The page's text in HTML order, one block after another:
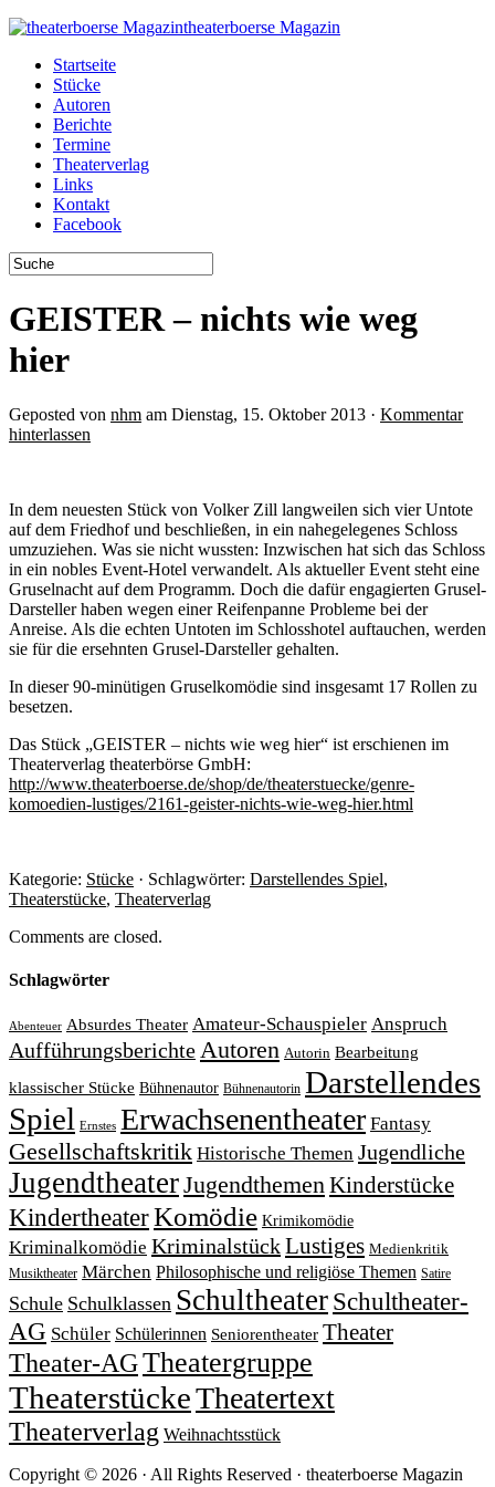
theaterboerse Magazin
Startseite
Stücke
Autoren
Berichte
Termine
Theaterverlag
Links
Kontakt
Facebook
GEISTER – nichts wie weg
hier
Geposted von nhm am Dienstag, 15. Oktober 2013 · Kommentar
hinterlassen
In dem neuesten Stück von Volker Zill langweilen sich vier Untote
auf dem Friedhof und beschließen, in ein nahegelegenes Schloss
umzuziehen. Was sie nicht wussten: Inzwischen hat sich das Schloss
in ein nobles Event-Hotel verwandelt. Als aktueller Event steht eine
Gruselnacht auf dem Programm. Doch die dafür engagierten Grusel-
Darsteller haben wegen einer Reifenpanne Probleme bei der
Anreise. Als die echten Untoten im Schlosshotel auftauchen, werden
sie für die ersehnten Grusel-Darsteller gehalten.
In dieser 90-minütigen Gruselkomödie sind insgesamt 17 Rollen zu
besetzen.
Das Stück „GEISTER – nichts wie weg hier“ ist erschienen im
Theaterverlag theaterbörse GmbH:
http://www.theaterboerse.de/shop/de/theaterstuecke/genre-
komoedien-lustiges/2161-geister-nichts-wie-weg-hier.html
Kategorie: Stücke · Schlagwörter: Darstellendes Spiel,
Theaterstücke, Theaterverlag
Comments are closed.
Schlagwörter
Abenteuer Absurdes Theater Amateur-Schauspieler Anspruch
AufführungsberichteAutoren Autorin Bearbeitung
klassischer Stücke Bühnenautor Bühnenautorin Darstellendes
Spiel Ernstes Erwachsenentheater Fantasy
Gesellschaftskritik Historische Themen Jugendliche
JugendtheaterJugendthemenKinderstücke
KindertheaterKomödie Krimikomödie
Kriminalkomödie KriminalstückLustiges Medienkritik
Musiktheater Märchen Philosophische und religiöse Themen Satire
Schule Schulklassen Schultheater Schultheater-
AG Schüler Schülerinnen Seniorentheater Theater
Theater-AGTheatergruppe
TheaterstückeTheatertext
Theaterverlag Weihnachtsstück
Copyright © 2026 · All Rights Reserved · theaterboerse Magazin